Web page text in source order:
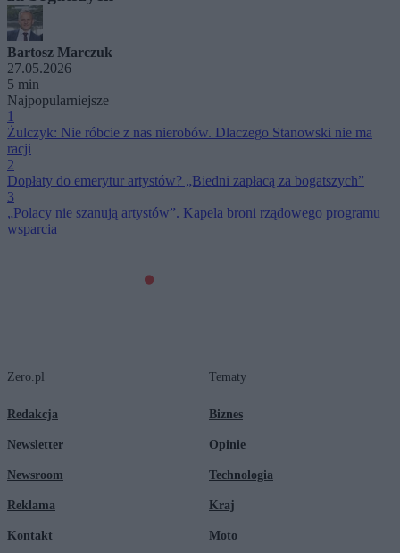
Bartosz Marczuk
27.05.2026
5 min
Najpopularniejsze
1
Żulczyk: Nie róbcie z nas nierobów. Dlaczego Stanowski nie ma
racji
2
Dopłaty do emerytur artystów? „Biedni zapłacą za bogatszych”
3
„Polacy nie szanują artystów”. Kapela broni rządowego programu
wsparcia
Zero.pl
Redakcja
Newsletter
Newsroom
Reklama
Kontakt
Tematy
Biznes
Opinie
Technologia
Kraj
Moto